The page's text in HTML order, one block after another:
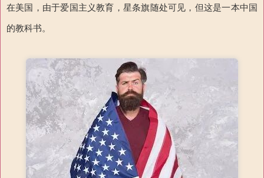
在美国，由于爱国主义教育，星条旗随处可见，但这是一本中国
的教科书。